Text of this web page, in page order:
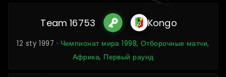
Team 16753 Kongo
12 sty 1997 · Чемпионат мира 1998, Отборочные матчи,
Африка, Первый раунд